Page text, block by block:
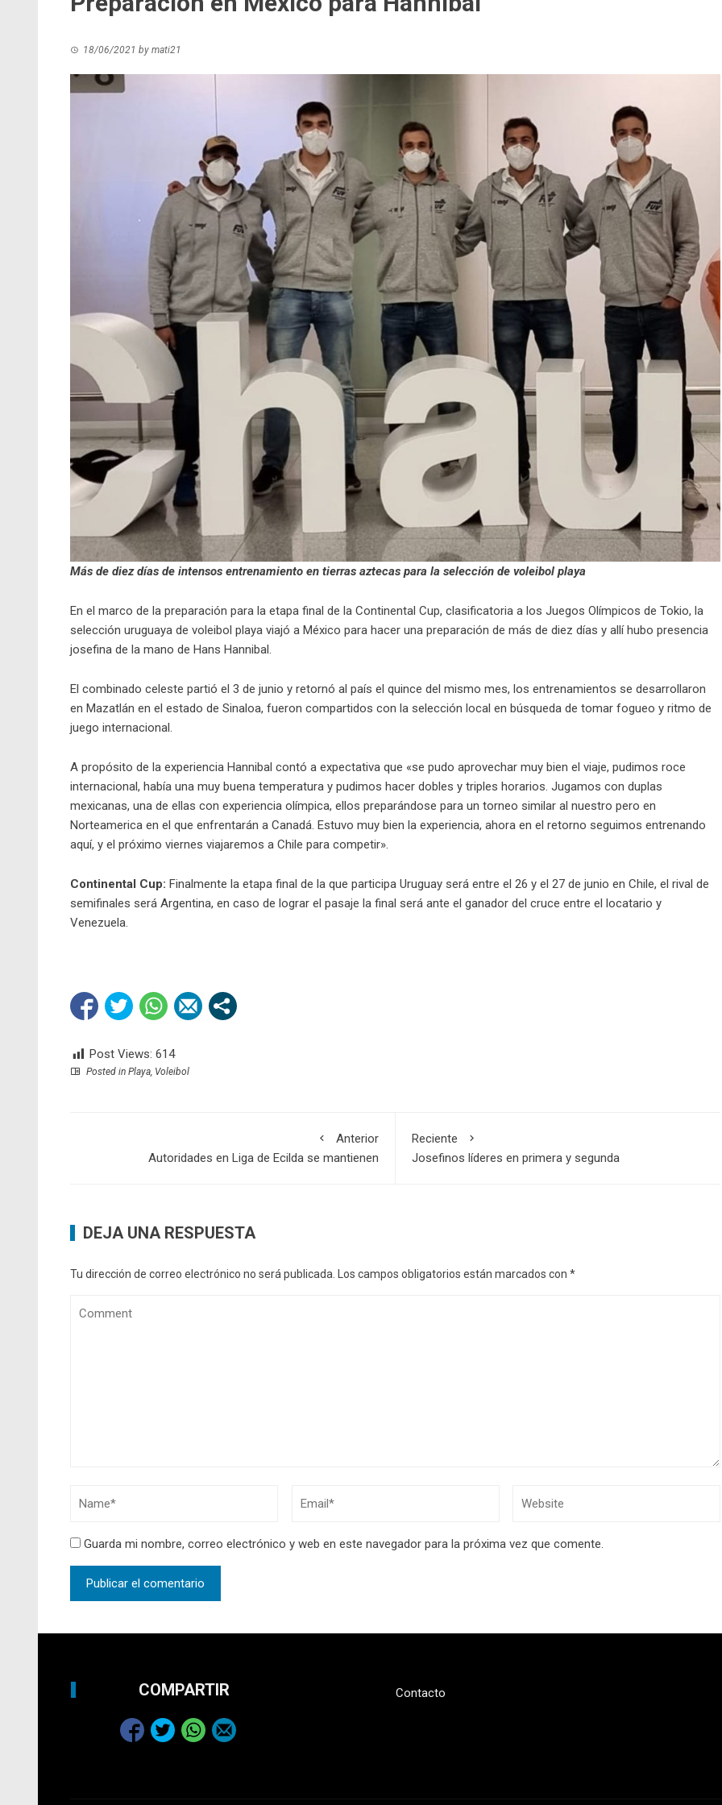
18/06/2021 by mati21
Más de diez días de intensos entrenamiento en tierras aztecas para la selección de voleibol playa
En el marco de la preparación para la etapa final de la Continental Cup, clasificatoria a los Juegos Olímpicos de Tokio, la
selección uruguaya de voleibol playa viajó a México para hacer una preparación de más de diez días y allí hubo presencia
josefina de la mano de Hans Hannibal.
El combinado celeste partió el 3 de junio y retornó al país el quince del mismo mes, los entrenamientos se desarrollaron
en Mazatlán en el estado de Sinaloa, fueron compartidos con la selección local en búsqueda de tomar fogueo y ritmo de
juego internacional.
A propósito de la experiencia Hannibal contó a expectativa que «se pudo aprovechar muy bien el viaje, pudimos roce
internacional, había una muy buena temperatura y pudimos hacer dobles y triples horarios. Jugamos con duplas
mexicanas, una de ellas con experiencia olímpica, ellos preparándose para un torneo similar al nuestro pero en
Norteamerica en el que enfrentarán a Canadá. Estuvo muy bien la experiencia, ahora en el retorno seguimos entrenando
aquí, y el próximo viernes viajaremos a Chile para competir».
Continental Cup: Finalmente la etapa final de la que participa Uruguay será entre el 26 y el 27 de junio en Chile, el rival de
semifinales será Argentina, en caso de lograr el pasaje la final será ante el ganador del cruce entre el locatario y
Venezuela.
Post Views: 614
Posted in Playa, Voleibol
Anterior
Autoridades en Liga de Ecilda se mantienen
Reciente
Josefinos líderes en primera y segunda
DEJA UNA RESPUESTA
Tu dirección de correo electrónico no será publicada. Los campos obligatorios están marcados con *
Guarda mi nombre, correo electrónico y web en este navegador para la próxima vez que comente.
COMPARTIR Contacto